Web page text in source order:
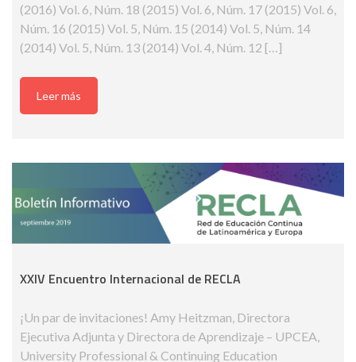
(2016) Vol. 6, Núm. 18 (2015) Vol. 6, Núm. 17 (2015) Vol. 6,
Núm. 16 (2015) Vol. 5, Núm. 15 (2014) Vol. 5, Núm. 14
(2014) Vol. 5, Núm. 13 (2014) Vol. 4, Núm. 12 […]
Leer más
XXIV Encuentro Internacional de RECLA
¡Un par de invitaciones! Amy Heitzman, Directora
Ejecutiva Adjunta y Directora de Aprendizaje – UPCEA,
University Professional & Continuing Education